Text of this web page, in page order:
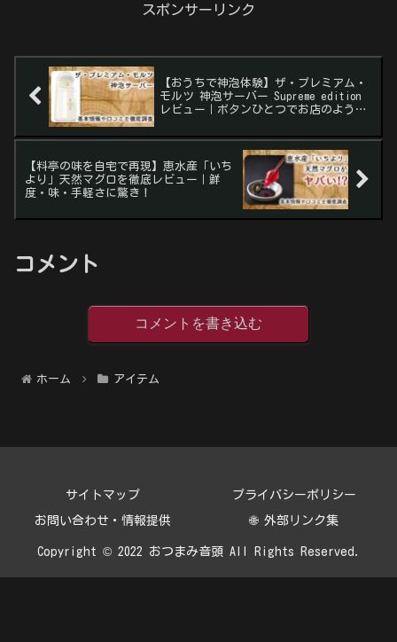
スポンサーリンク
【おうちで神泡体験】ザ・プレミアム・
モルツ 神泡サーバー Supreme edition
レビュー｜ボタンひとつでお店のような
【料亭の味を自宅で再現】恵水産「いち
より」天然マグロを徹底レビュー｜鮮
度・味・手軽さに驚き！
コメント
コメントを書き込む
ホーム アイテム
サイトマップ プライバシーポリシー
お問い合わせ・情報提供 🌐 外部リンク集
Copyright © 2022 おつまみ音頭 All Rights Reserved.